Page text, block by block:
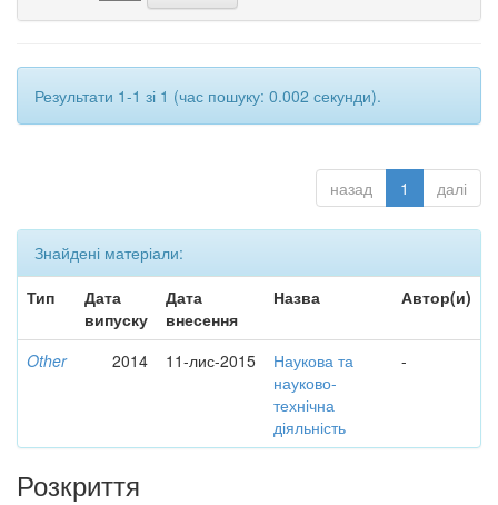
Результати 1-1 зі 1 (час пошуку: 0.002 секунди).
назад 1 далі
Знайдені матеріали:
Тип
Дата
випуску
Дата
внесення
Назва Автор(и)
Other 2014 11-лис-2015
Наукова та
науково-
технічна
діяльність
-
Розкриття